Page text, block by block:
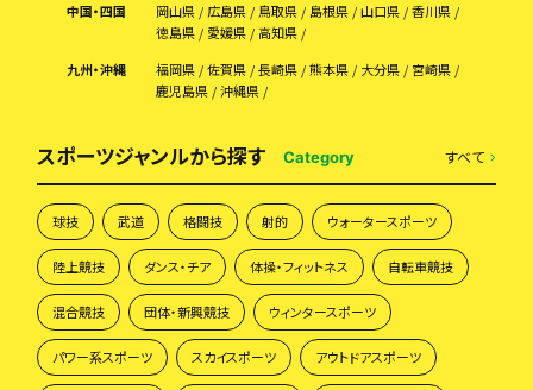
中国・四国
岡山県 広島県 鳥取県 島根県 山口県
香川県
徳島県
愛媛県
高知県
九州・沖縄
福岡県 佐賀県 長崎県 熊本県 大分県
宮崎県
鹿児島県
沖縄県
スポーツジャンルから探す Category すべて
球技 武道 格闘技 射的 ウォータースポーツ
陸上競技 ダンス・チア 体操・フィットネス 自転車競技
混合競技 団体・新興競技 ウィンタースポーツ
パワー系スポーツ スカイスポーツ アウトドアスポーツ